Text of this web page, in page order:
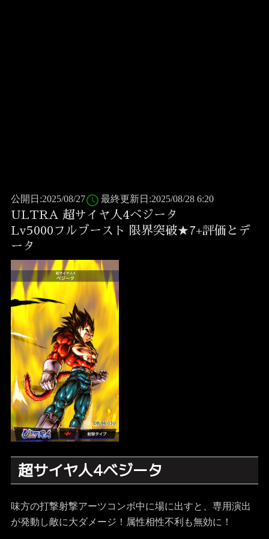
公開日:2025/08/27access_time 最終更新日:2025/08/28 6:20
ULTRA 超サイヤ人4ベジータ
Lv5000フルブースト 限界突破★7+評価とデ
ータ
超サイヤ人4ベジータ
味方の打撃射撃アーツコンボ中に場に出すと、専用演出
が発動し敵に大ダメージ！属性相性不利も無効に！